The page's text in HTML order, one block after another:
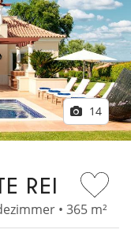
14
REI
• 365 m²